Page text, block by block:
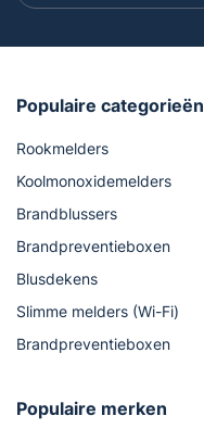
Populaire categorieën
Rookmelders
Koolmonoxidemelders
Brandblussers
Brandpreventieboxen
Blusdekens
Slimme melders (Wi-Fi)
Brandpreventieboxen
Populaire merken